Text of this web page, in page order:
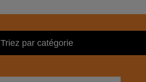
Triez par catégorie